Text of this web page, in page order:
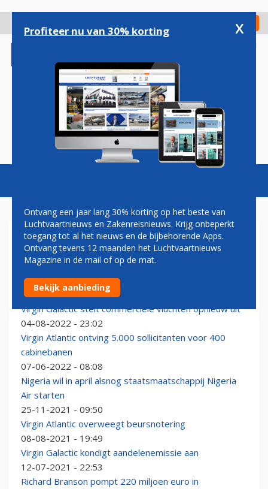
gaan
Check in
Magazine Podcasts Vacatures
RICHARD BRANSON
Virgin Orbit staakt activiteiten
31-03-2023 - 09:44
Virgin Galactic stelt commerciële vluchten opnieuw uit
04-08-2022 - 23:02
Virgin Atlantic ontving 5.000 sollicitanten voor 400
cabinebanen
07-06-2022 - 08:08
Nigeria wil in april alsnog staatsmaatschappij Nigeria
Air starten
25-11-2021 - 09:50
Virgin Atlantic overweegt beursnotering
08-08-2021 - 19:49
Virgin Galactic kondigt aandelenemissie aan
12-07-2021 - 22:53
Richard Branson pompt 220 miljoen euro in
Profiteer nu van 30% korting x
Ontvang een jaar lang 30% korting op het beste van
Luchtvaartnieuws en Zakenreisnieuws. Krijg onbeperkt
toegang tot al het nieuws en de bijbehorende Apps.
Ontvang tevens 12 maanden het Luchtvaartnieuws
Magazine in de mail of op de mat.
Bekijk aanbieding